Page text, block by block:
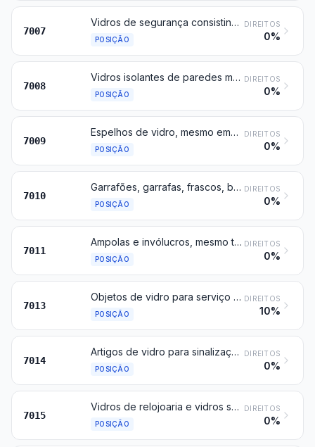
7007
Vidros de segurança consistindo em vidros temperados ou formados por folhas contracoladas
POSIÇÃO
DIREITOS
0%
7008
Vidros isolantes de paredes múltiplas
POSIÇÃO
DIREITOS
0%
7009
Espelhos de vidro, mesmo emoldurados, incluindo os espelhos retrovisores
POSIÇÃO
DIREITOS
0%
7010
Garrafões, garrafas, frascos, boiões, vasos, embalagens tubulares, ampolas e outros recipientes de vidro próprios para transporte ou embalagem; boiões de vidro para conservas; rolhas, tampas e outros dispositivos para fechar recipientes, de vidro
POSIÇÃO
DIREITOS
0%
7011
Ampolas e invólucros, mesmo tubulares, abertos, e suas partes, de vidro, sem guarnições, para lâmpadas e fontes de luz, elétricas, tubos catódicos ou semelhantes
POSIÇÃO
DIREITOS
0%
7013
Objetos de vidro para serviço de mesa, cozinha, toucador, escritório, ornamentação de interiores ou usos semelhantes (exceto os das posições 7010 ou 7018)
POSIÇÃO
DIREITOS
10%
7014
Artigos de vidro para sinalização e elementos de ótica de vidro (exceto os da posição 7015), não trabalhados oticamente
POSIÇÃO
DIREITOS
0%
7015
Vidros de relojoaria e vidros semelhantes, vidros para lentes, mesmo corretivas, curvos ou arqueados, ocos ou semelhantes, não trabalhados oticamente; esferas ocas e segmentos de esferas, de vidro, para fabricação desses vidros
POSIÇÃO
DIREITOS
0%